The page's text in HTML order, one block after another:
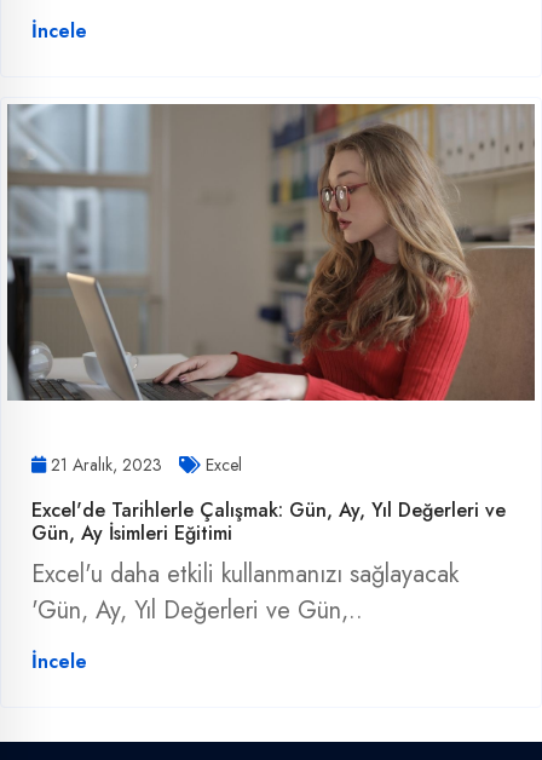
İncele
21 Aralık, 2023 Excel
Excel'de Tarihlerle Çalışmak: Gün, Ay, Yıl Değerleri ve
Gün, Ay İsimleri Eğitimi
Excel'u daha etkili kullanmanızı sağlayacak
'Gün, Ay, Yıl Değerleri ve Gün,..
İncele